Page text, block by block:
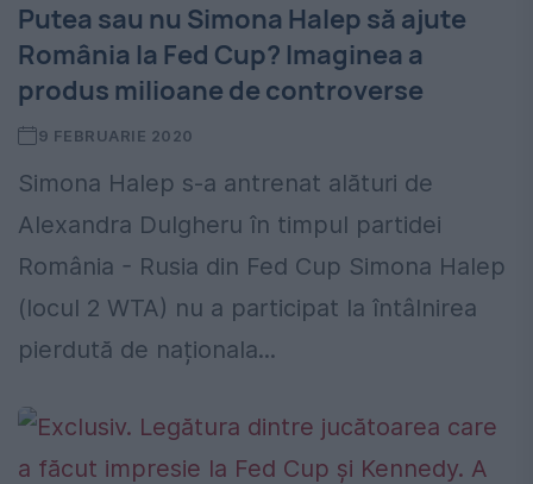
Putea sau nu Simona Halep să ajute
România la Fed Cup? Imaginea a
produs milioane de controverse
9 FEBRUARIE 2020
Simona Halep s-a antrenat alături de
Alexandra Dulgheru în timpul partidei
România - Rusia din Fed Cup Simona Halep
(locul 2 WTA) nu a participat la întâlnirea
pierdută de naționala...